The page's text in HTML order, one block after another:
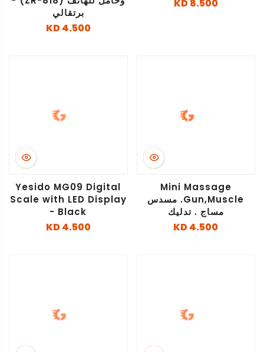
8.500 KD
برتقالي
4.500 KD
Mini Massage
Gun,Muscle. مسدس
مساج . تدليك
4.500 KD
Yesido MG09 Digital
Scale with LED Display
- Black
4.500 KD